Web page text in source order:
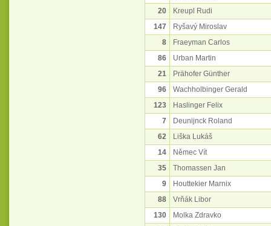
20
Kreupl Rudi
147
Ryšavý Miroslav
8
Fraeyman Carlos
86
Urban Martin
21
Prähofer Günther
96
Wachholbinger Gerald
123
Haslinger Felix
7
Deunijnck Roland
62
Liška Lukáš
14
Němec Vít
35
Thomassen Jan
9
Houttekier Marnix
88
Vrňák Libor
130
Molka Zdravko